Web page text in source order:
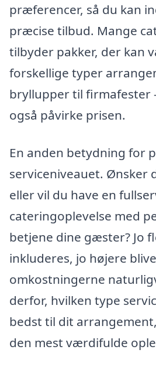
præferencer, så du kan
præcise tilbud. Mange
tilbyder pakker, der kan
forskellige typer
bryllupper til firmafester
også påvirke prisen.
En anden betydning for
serviceniveauet. Ønsker
eller vil du have en
cateringoplevelse med
betjene dine gæster? Jo
inkluderes, jo højere
omkostningerne
derfor, hvilken type
bedst til dit
den mest værdifulde